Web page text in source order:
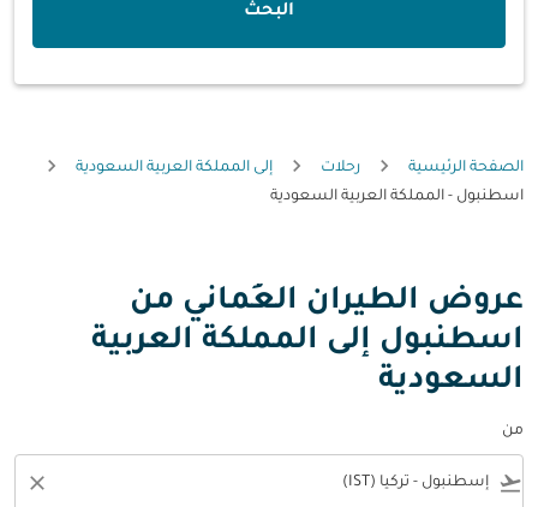
البحث
الصفحة الرئيسية رحلات
إلى المملكة العربية السعودية
اسطنبول - المملكة العربية السعودية
عروض الطيران العُماني من
اسطنبول إلى المملكة العربية
السعودية
من
flight_takeoff
close